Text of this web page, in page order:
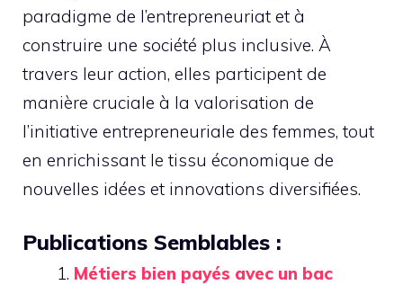
paradigme de l’entrepreneuriat et à
construire une société plus inclusive. À
travers leur action, elles participent de
manière cruciale à la valorisation de
l’initiative entrepreneuriale des femmes, tout
en enrichissant le tissu économique de
nouvelles idées et innovations diversifiées.
Publications Semblables :
Métiers bien payés avec un bac